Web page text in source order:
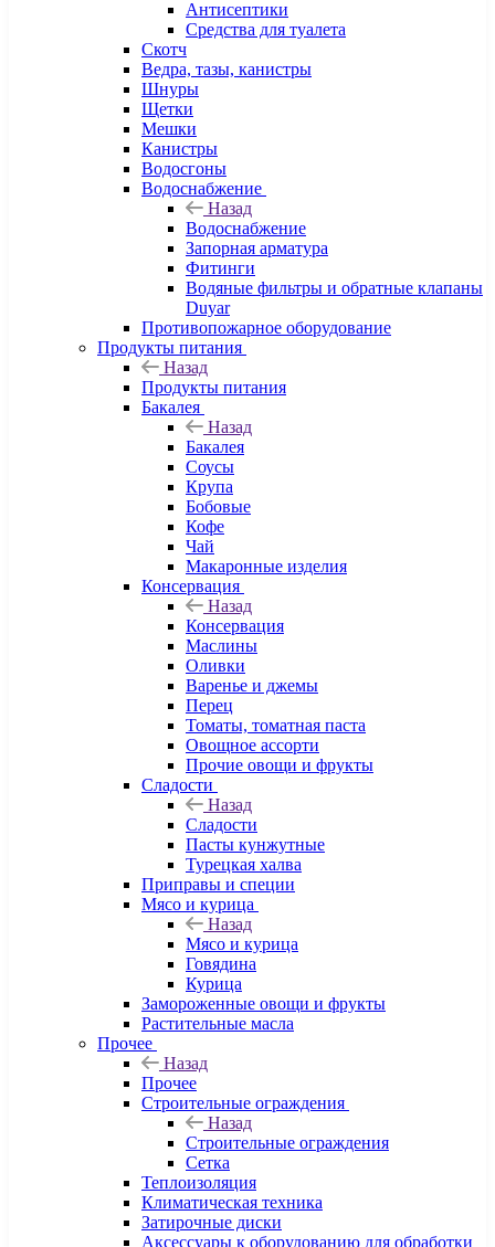
Антисептики
Средства для туалета
Скотч
Ведра, тазы, канистры
Шнуры
Щетки
Мешки
Канистры
Водосгоны
Водоснабжение
Назад
Водоснабжение
Запорная арматура
Фитинги
Водяные фильтры и обратные клапаны
Duyar
Противопожарное оборудование
Продукты питания
Назад
Продукты питания
Бакалея
Назад
Бакалея
Соусы
Крупа
Бобовые
Кофе
Чай
Макаронные изделия
Консервация
Назад
Консервация
Маслины
Оливки
Варенье и джемы
Перец
Томаты, томатная паста
Овощное ассорти
Прочие овощи и фрукты
Сладости
Назад
Сладости
Пасты кунжутные
Турецкая халва
Приправы и специи
Мясо и курица
Назад
Мясо и курица
Говядина
Курица
Замороженные овощи и фрукты
Растительные масла
Прочее
Назад
Прочее
Строительные ограждения
Назад
Строительные ограждения
Сетка
Теплоизоляция
Климатическая техника
Затирочные диски
Аксессуары к оборудованию для обработки